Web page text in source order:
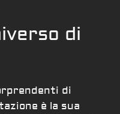
di
di
è la sua